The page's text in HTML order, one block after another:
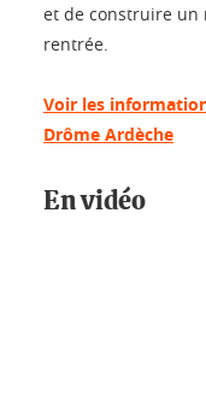
et de construire un
rentrée.
Voir les
Drôme Ardèche
En vidéo